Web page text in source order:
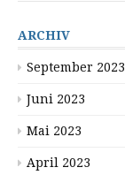
ARCHIV
September 2023
Juni 2023
Mai 2023
April 2023